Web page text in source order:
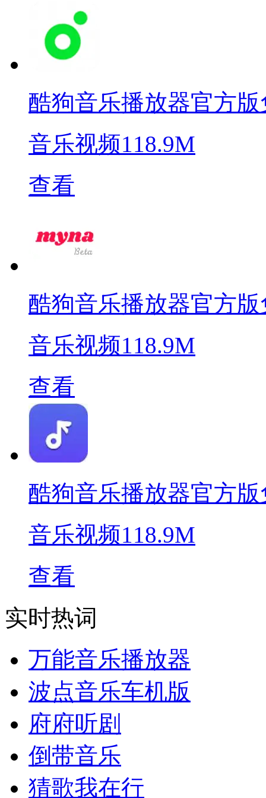
酷狗音乐播放器官方版
音乐视频118.9M
查看
酷狗音乐播放器官方版
音乐视频118.9M
查看
酷狗音乐播放器官方版
音乐视频118.9M
查看
实时热词
万能音乐播放器
波点音乐车机版
府府听剧
倒带音乐
猜歌我在行